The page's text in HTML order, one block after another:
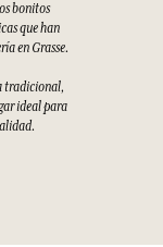
bonitos
que han
en Grasse.
tradicional,
ideal para